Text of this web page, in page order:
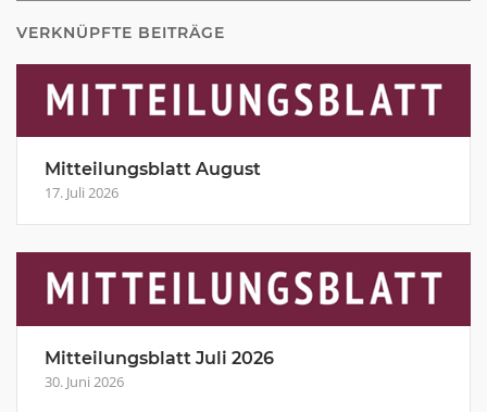
VERKNÜPFTE BEITRÄGE
Mitteilungsblatt August
17. Juli 2026
Mitteilungsblatt Juli 2026
30. Juni 2026